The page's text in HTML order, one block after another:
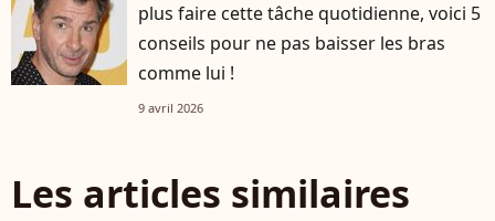
plus faire cette tâche quotidienne, voici 5
conseils pour ne pas baisser les bras
comme lui !
9 avril 2026
Les articles similaires